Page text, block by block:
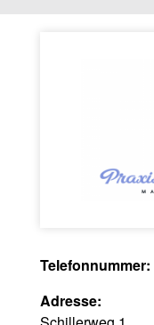
Telefonnummer:
Adresse: